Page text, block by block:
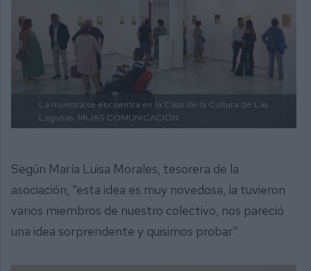
La muestra se encuentra en la Casa de la Cultura de Las
Lagunas. MIJAS COMUNICACIÓN
Según María Luisa Morales, tesorera de la
asociación, “esta idea es muy novedosa, la tuvieron
varios miembros de nuestro colectivo, nos pareció
una idea sorprendente y quisimos probar”.